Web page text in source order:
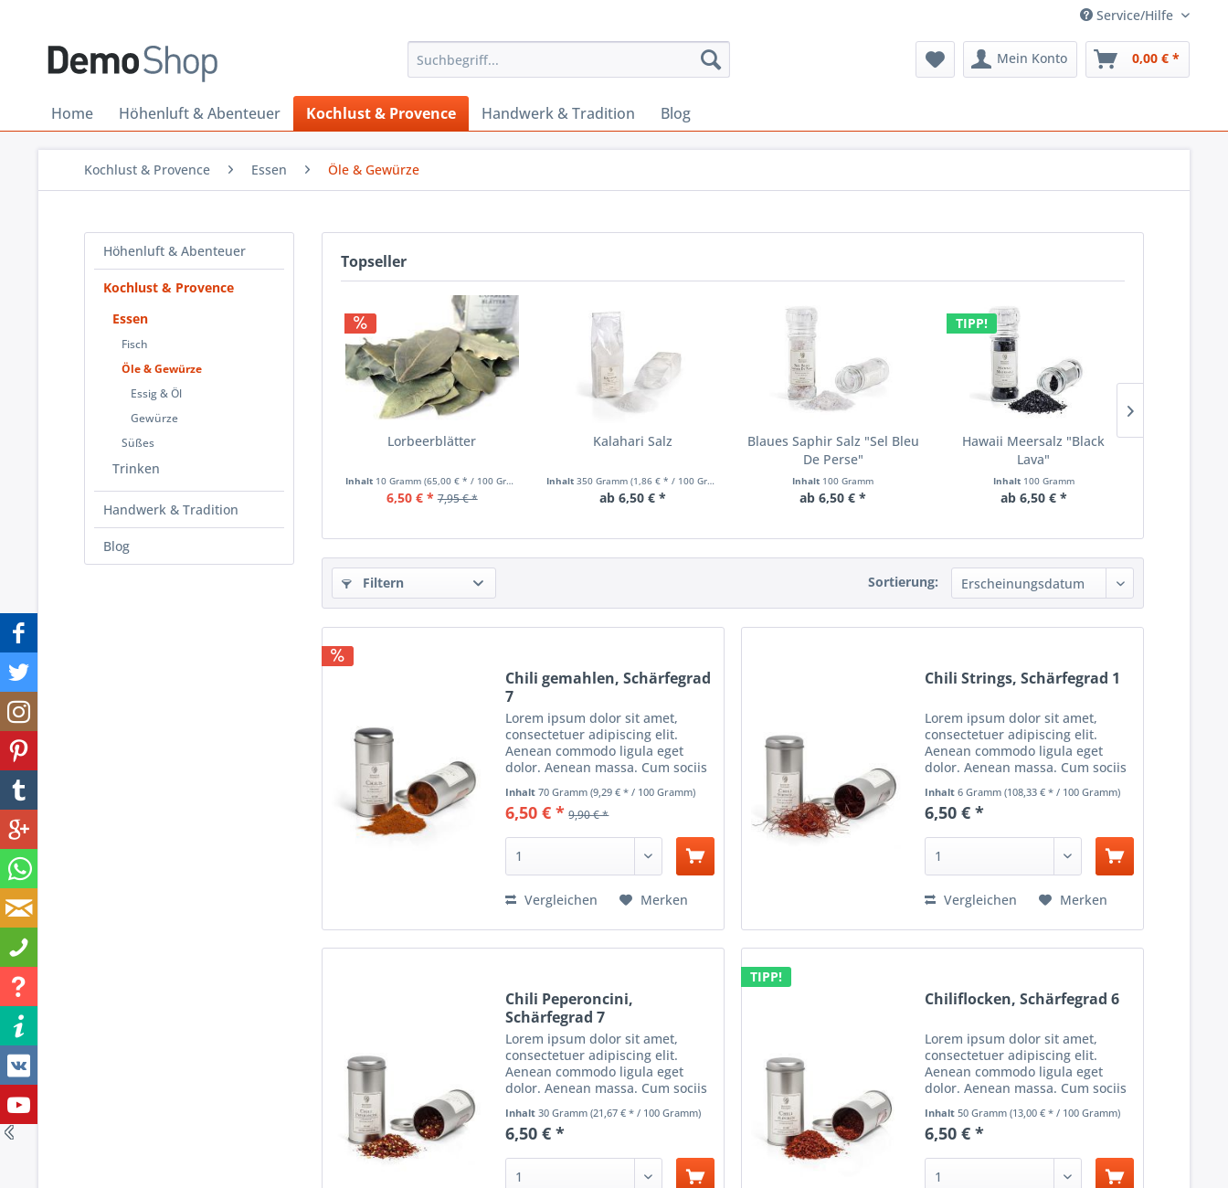
Service/Hilfe
Mein Konto 0,00 € *
Home Höhenluft & Abenteuer Kochlust & Provence Handwerk & Tradition Blog
Kochlust & Provence Essen Öle & Gewürze
Höhenluft & Abenteuer
Kochlust & Provence
Essen
Fisch
Öle & Gewürze
Essig & Öl
Gewürze
Süßes
Trinken
Handwerk & Tradition
Blog
Topseller
Lorbeerblätter
Inhalt 10 Gramm (65,00 € * / 100 Gramm)
6,50 € * 7,95 € *
Kalahari Salz
Inhalt 350 Gramm (1,86 € * / 100 Gramm)
ab 6,50 € *
Blaues Saphir Salz "Sel Bleu
De Perse"
Inhalt 100 Gramm
ab 6,50 € *
TIPP!
Hawaii Meersalz "Black
Lava"
Inhalt 100 Gramm
ab 6,50 € *
Filtern Sortierung:
Chili gemahlen, Schärfegrad
7
Lorem ipsum dolor sit amet,
consectetuer adipiscing elit.
Aenean commodo ligula eget
dolor. Aenean massa. Cum sociis
parturient montes, nascetur
ridiculus mus. Donec quam felis,
ultricies nec, pellentesque...
Inhalt70 Gramm(9,29 € * / 100 Gramm)
6,50 € * 9,90 € *
Vergleichen Merken
Chili Strings, Schärfegrad 1
Lorem ipsum dolor sit amet,
consectetuer adipiscing elit.
Aenean commodo ligula eget
dolor. Aenean massa. Cum sociis
parturient montes, nascetur
ridiculus mus. Donec quam felis,
ultricies nec, pellentesque...
Inhalt6 Gramm(108,33 € * / 100 Gramm)
6,50 € *
Vergleichen Merken
Chili Peperoncini,
Schärfegrad 7
Lorem ipsum dolor sit amet,
consectetuer adipiscing elit.
Aenean commodo ligula eget
dolor. Aenean massa. Cum sociis
parturient montes, nascetur
ridiculus mus. Donec quam felis,
Inhalt30 Gramm(21,67 € * / 100 Gramm)
6,50 € *
TIPP!
Chiliflocken, Schärfegrad 6
Lorem ipsum dolor sit amet,
consectetuer adipiscing elit.
Aenean commodo ligula eget
dolor. Aenean massa. Cum sociis
parturient montes, nascetur
ridiculus mus. Donec quam felis,
Inhalt 50 Gramm(13,00 € * / 100 Gramm)
6,50 € *